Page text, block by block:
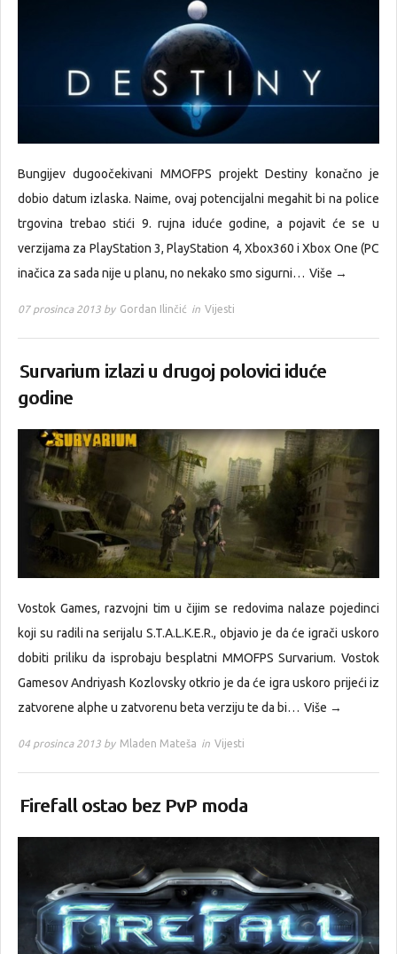
Bungijev dugoočekivani MMOFPS projekt Destiny konačno je
dobio datum izlaska. Naime, ovaj potencijalni megahit bi na police
trgovina trebao stići 9. rujna iduće godine, a pojavit će se u
verzijama za PlayStation 3, PlayStation 4, Xbox360 i Xbox One (PC
inačica za sada nije u planu, no nekako smo sigurni… Više →
07 prosinca 2013 by Gordan Ilinčić in Vijesti
Survarium izlazi u drugoj polovici iduće
godine
Vostok Games, razvojni tim u čijim se redovima nalaze pojedinci
koji su radili na serijalu S.T.A.L.K.E.R., objavio je da će igrači uskoro
dobiti priliku da isprobaju besplatni MMOFPS Survarium. Vostok
Gamesov Andriyash Kozlovsky otkrio je da će igra uskoro prijeći iz
zatvorene alphe u zatvorenu beta verziju te da bi… Više →
04 prosinca 2013 by Mladen Mateša in Vijesti
Firefall ostao bez PvP moda